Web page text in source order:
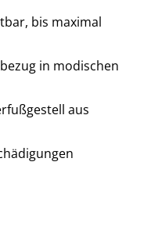
bis maximal
in modischen
aus